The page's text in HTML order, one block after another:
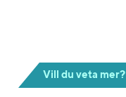
Vill du veta mer?